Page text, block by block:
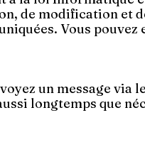
de modification et
Vous
un message via
longtemps que